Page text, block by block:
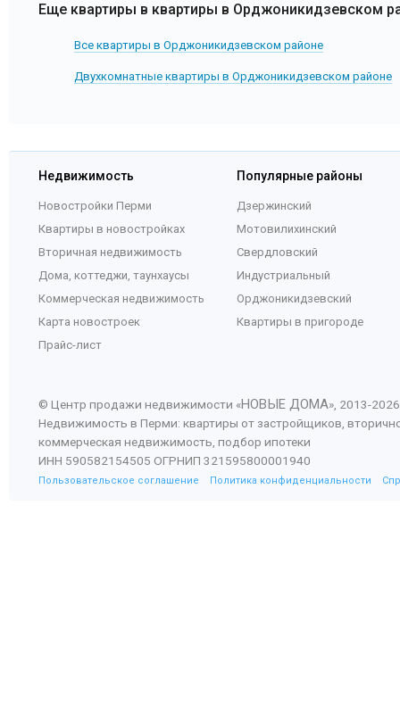
Еще квартиры в квартиры в Орджоникидзевском
Все квартиры в Орджоникидзевском районе
Двухкомнатные квартиры в Орджоникидзевском районе
Недвижимость
Новостройки Перми
Квартиры в новостройках
Вторичная недвижимость
Дома, коттеджи, таунхаусы
Коммерческая недвижимость
Карта новостроек
Прайс-лист
Популярные районы
Дзержинский
Мотовилихинский
Свердловский
Индустриальный
Орджоникидзевский
Квартиры в пригороде
© Центр продажи недвижимости «НОВЫЕ ДОМА», 2013-2026
Недвижимость в Перми: квартиры от застройщиков,
коммерческая недвижимость, подбор ипотеки
ИНН 590582154505 ОГРНИП 321595800001940
Пользовательское соглашение Политика конфиденциальности